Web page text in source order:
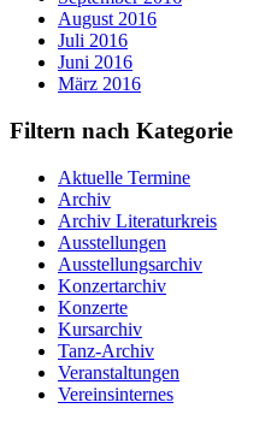
August 2016
Juli 2016
Juni 2016
März 2016
Filtern nach Kategorie
Aktuelle Termine
Archiv
Archiv Literaturkreis
Ausstellungen
Ausstellungsarchiv
Konzertarchiv
Konzerte
Kursarchiv
Tanz-Archiv
Veranstaltungen
Vereinsinternes